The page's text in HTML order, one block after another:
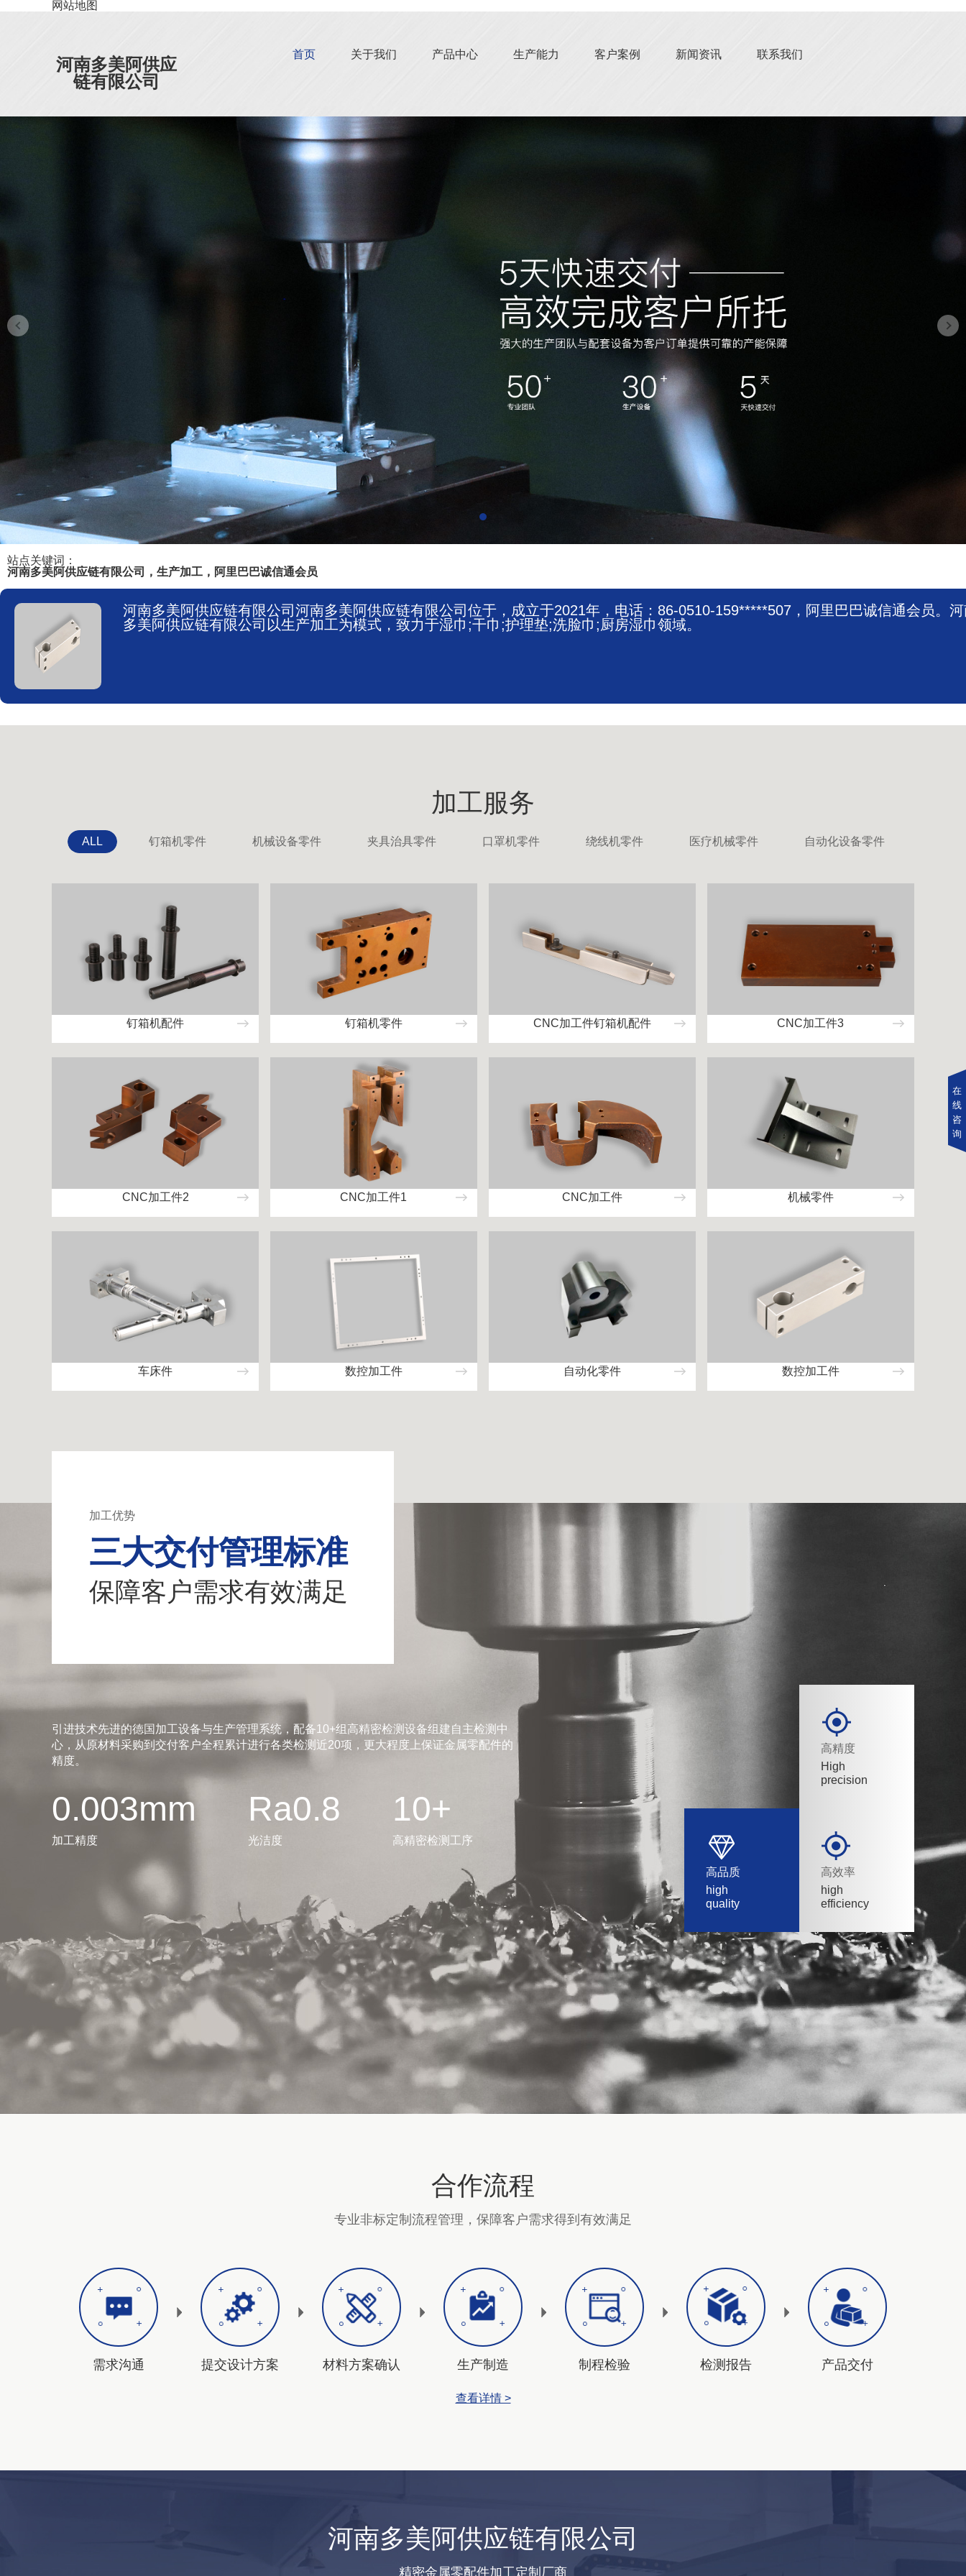
网站地图
河南多美阿供应
链有限公司
首页 关于我们 产品中心 生产能力 客户案例 新闻资讯 联系我们
站点关键词：
河南多美阿供应链有限公司，生产加工，阿里巴巴诚信通会员
河南多美阿供应链有限公司河南多美阿供应链有限公司位于，成立于2021年，电话：86-0510-159*****507，阿里巴巴诚信通会员。
多美阿供应链有限公司以生产加工为模式，致力于湿巾;干巾;护理垫;洗脸巾;厨房湿巾领域。
加工服务
ALL 钉箱机零件 机械设备零件 夹具治具零件 口罩机零件 绕线机零件 医疗机械零件 自动化设备零件
钉箱机配件 钉箱机零件 CNC加工件钉箱机配件 CNC加工件3
CNC加工件2 CNC加工件1 CNC加工件 机械零件
车床件 数控加工件 自动化零件 数控加工件
加工优势
三大交付管理标准
保障客户需求有效满足
引进技术先进的德国加工设备与生产管理系统，配备10+组高精密检测设备组建自主检测中
心，从原材料采购到交付客户全程累计进行各类检测近20项，更大程度上保证金属零配件的
精度。
0.003mm
加工精度
Ra0.8
光洁度
10+
高精密检测工序
高精度
High
precision
高品质
high
quality
高效率
high
efficiency
合作流程
专业非标定制流程管理，保障客户需求得到有效满足
需求沟通 提交设计方案 材料方案确认 生产制造 制程检验 检测报告 产品交付
查看详情 >
河南多美阿供应链有限公司
精密金属零配件加工定制厂商
在
线
咨
询